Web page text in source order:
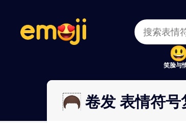
笑脸与
Close
Close
🦱 卷发 表情符